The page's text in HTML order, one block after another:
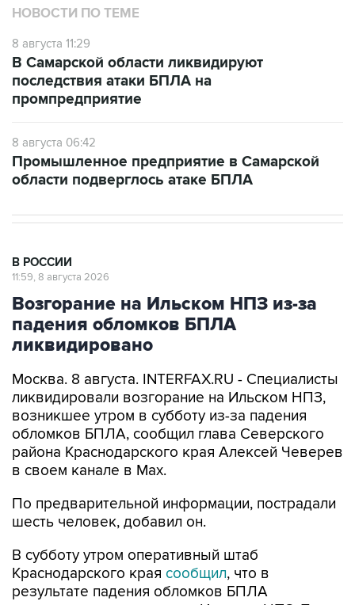
8 августа 11:29
последствия атаки БПЛА на
промпредприятие
8 августа 06:42
области подверглось атаке БПЛА
Возгорание на Ильском НПЗ из-за
падения обломков БПЛА
ликвидировано
Москва. 8 августа. INTERFAX.RU - Специалисты
возникшее утром в субботу из-за падения
обломков БПЛА, сообщил глава Северского
района Краснодарского края Алексей Чеверев
в своем канале в Max.
По предварительной информации, пострадали
В субботу утром оперативный штаб
результате падения обломков БПЛА
произошло возгорание на Ильском НПЗ. Тогда
сообщалось о пяти пострадавших.